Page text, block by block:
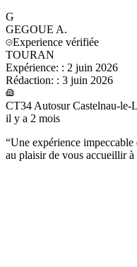
G
GEGOUE A.
Experience vérifiée
TOURAN
Expérience: : 2 juin 2026
Rédaction: : 3 juin 2026
CT34 Autosur Castelnau-le-
il y a 2 mois
“Une expérience
au plaisir de vous accueillir à